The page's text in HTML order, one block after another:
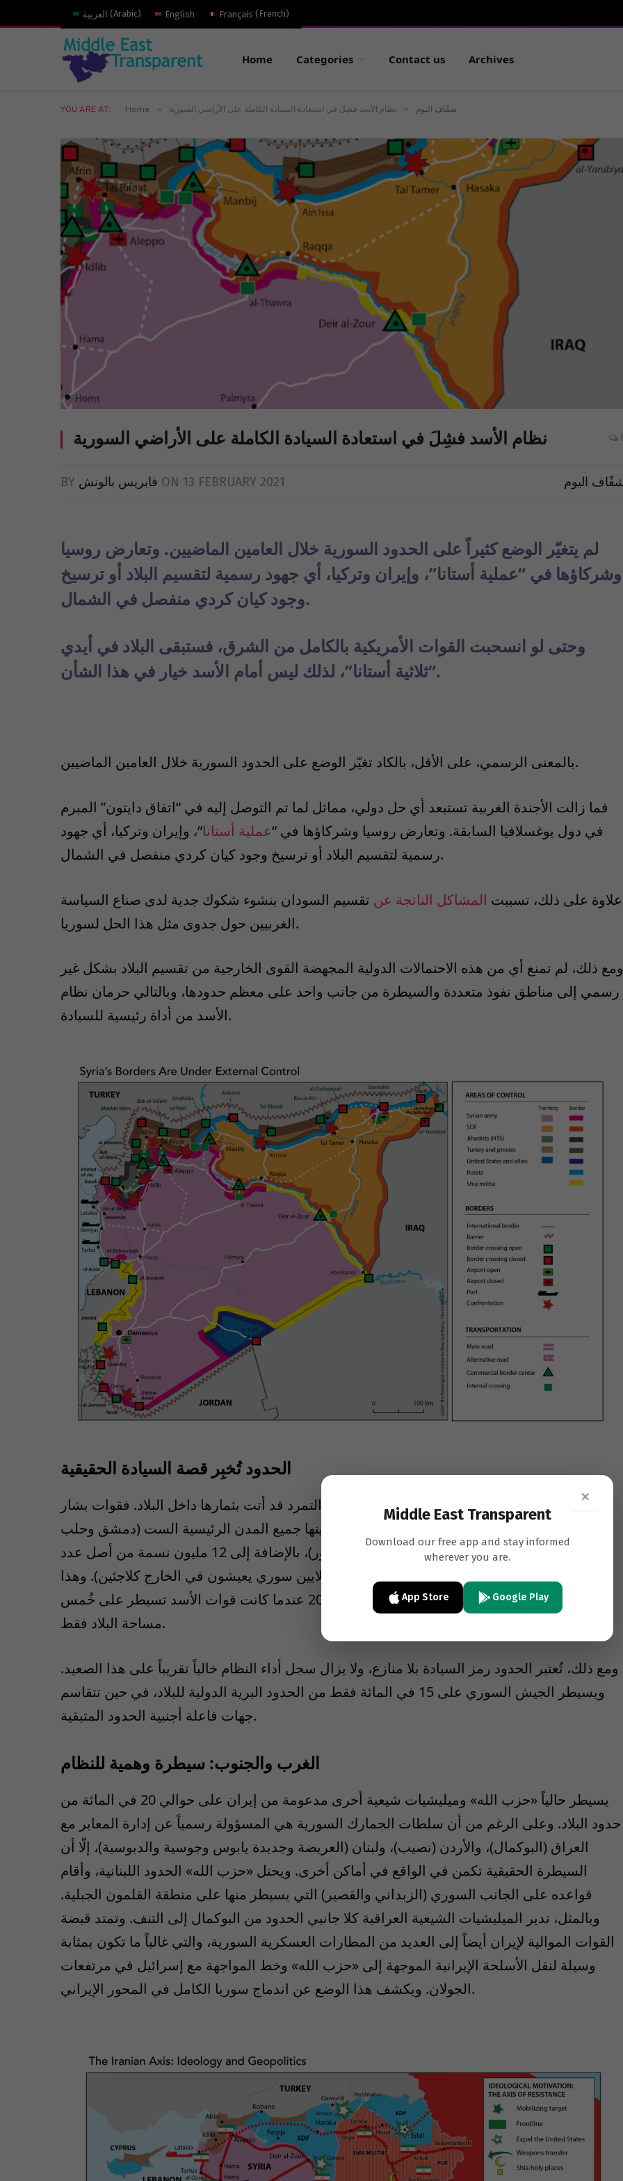
العربية (Arabic) English Français (French)
Home Categories Contact us Archives
YOU ARE AT: Home » شفّاف اليوم » نظام الأسد فشِلَ في استعادة السيادة الكاملة على الأراضي السورية
نظام الأسد فشِلَ في استعادة السيادة الكاملة على الأراضي السورية
BY فابريس بالونش ON 13 FEBRUARY 2021 اليوم
لم يتغيّر الوضع كثيراً على الحدود السورية خلال العامين الماضيين. وتعارض روسيا
وشركاؤها في “عملية أستانا”، وإيران وتركيا، أي جهود رسمية لتقسيم البلاد أو ترسيخ
وجود كيان كردي منفصل في الشمال.
وحتى لو انسحبت القوات الأمريكية بالكامل من الشرق، فستبقى البلاد في أيدي
“ثلاثية أستانا”، لذلك ليس أمام الأسد خيار في هذا الشأن.
بالمعنى الرسمي، على الأقل، بالكاد تغيّر الوضع على الحدود السورية خلال العامين الماضيين.
فما زالت الأجندة الغربية تستبعد أي حل دولي، مماثل لما تم التوصل إليه في “اتفاق دايتون” المبرم
في دول يوغسلافيا السابقة. وتعارض روسيا وشركاؤها في “عملية أستانا“، وإيران وتركيا، أي جهود
رسمية لتقسيم البلاد أو ترسيخ وجود كيان كردي منفصل في الشمال.
علاوة على ذلك، تسببت المشاكل الناتجة عن تقسيم السودان بنشوء شكوك جدية لدى صناع السياسة
الغربيين حول جدوى مثل هذا الحل لسوريا.
ومع ذلك، لم تمنع أي من هذه الاحتمالات الدولية المجهضة القوى الخارجية من تقسيم البلاد بشكل غير
رسمي إلى مناطق نفوذ متعددة والسيطرة من جانب واحد على معظم حدودها، وبالتالي حرمان نظام
الأسد من أداة رئيسية للسيادة.
الحدود تُخبِر قصة السيادة الحقيقية
من المؤكد أن
استراتيجية النظام السوري لمكافحة التمرد قد أتت بثمارها داخل البلاد. فقوات بشار
الأسد تسيطر الآن على ثلثي الأراضي السورية، من بينها جميع المدن الرئيسية الست (دمشق وحلب
وحمص وحماة واللاذقية وطرطوس ودرعا ودير الزور)، بالإضافة إلى 12 مليون نسمة من أصل عدد
السكان الإجمالي المقدر بـ 17 مليون (ما زال 7 ملايين سوري يعيشون في الخارج كلاجئين). وهذا
تحوّل كامل عن وضع النظام السيئ في ربيع 2013 عندما كانت قوات الأسد تسيطر على خُمس
مساحة البلاد فقط.
ومع ذلك، تُعتبر الحدود رمز السيادة بلا منازع، ولا يزال سجل أداء النظام خالياً تقريباً على هذا الصعيد.
ويسيطر الجيش السوري على 15 في المائة فقط من الحدود البرية الدولية للبلاد، في حين تتقاسم
جهات فاعلة أجنبية الحدود المتبقية.
الغرب والجنوب: سيطرة وهمية للنظام
يسيطر حالياً«حزب الله»
وميليشيات شيعية أخرى مدعومة من إيران على حوالي 20 في المائة من
حدود البلاد. وعلى الرغم من أن سلطات الجمارك السورية هي المسؤولة رسمياً عن إدارة المعابر مع
العراق (البوكمال)، والأردن (نصيب)، ولبنان (العريضة وجديدة يابوس وجوسية والدبوسية)، إلّا أن
السيطرة الحقيقية تكمن في الواقع في أماكن أخرى. ويحتل «حزب الله» الحدود اللبنانية، وأقام
قواعده على الجانب السوري (الزبداني والقصير) التي يسيطر منها على منطقة القلمون الجبلية.
وبالمثل، تدير الميليشيات الشيعية العراقية كلا جانبي الحدود من البوكمال إلى التنف. وتمتد قبضة
القوات الموالية لإيران أيضاً إلى العديد من المطارات العسكرية السورية، والتي غالباً ما تكون بمثابة
وسيلة لنقل الأسلحة الإيرانية الموجهة إلى «حزب الله» وخط المواجهة مع إسرائيل في مرتفعات
الجولان. ويكشف هذا الوضع عن اندماج سوريا الكامل في المحور الإيراني.
×
Middle East Transparent
Download our free app and stay informed
wherever you are.
App Store Google Play